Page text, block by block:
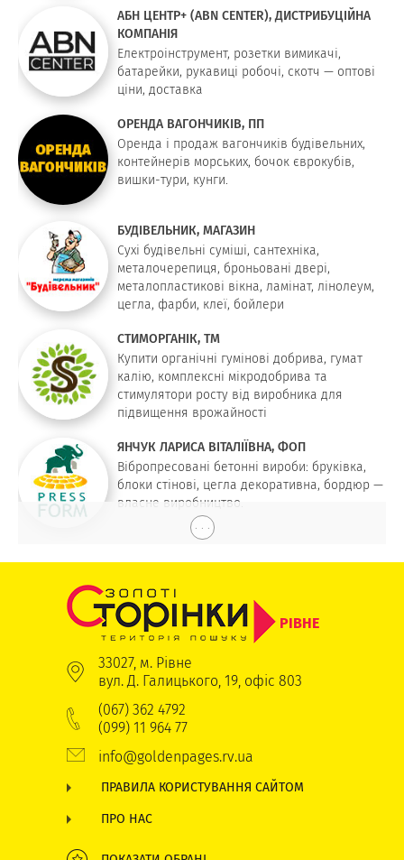
АБН ЦЕНТР+ (ABN CENTER), ДИСТРИБУЦІЙНА
КОМПАНІЯ
Електроінструмент, розетки вимикачі,
батарейки, рукавиці робочі, скотч — оптові
ціни, доставка
ОРЕНДА ВАГОНЧИКІВ, ПП
Оренда і продаж вагончиків будівельних,
контейнерів морських, бочок єврокубів,
вишки-тури, кунги.
БУДІВЕЛЬНИК, МАГАЗИН
Сухі будівельні суміші, сантехніка,
металочерепиця, броньовані двері,
металопластикові вікна, ламінат, лінолеум,
цегла, фарби, клеї, бойлери
СТИМОРГАНІК, ТМ
Купити органічні гумінові добрива, гумат
калію, комплексні мікродобрива та
стимулятори росту від виробника для
підвищення врожайності
ЯНЧУК ЛАРИСА ВІТАЛІЇВНА, ФОП
Вібропресовані бетонні вироби: бруківка,
блоки стінові, цегла декоративна, бордюр —
власне виробництво.
. . .
РІВНЕ
33027, м. Рівне
вул. Д. Галицького, 19, офіс 803
(067) 362 4792
(099) 11 964 77
info@goldenpages.rv.ua
ПРАВИЛА КОРИСТУВАННЯ САЙТОМ
ПРО НАС